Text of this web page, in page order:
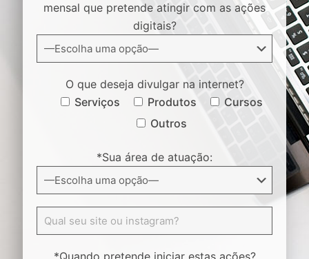
mensal que pretende atingir com as ações
digitais?
O que deseja divulgar na internet?
Serviços
Produtos
Cursos
Outros
*Sua área de atuação:
*Quando pretende iniciar estas ações?